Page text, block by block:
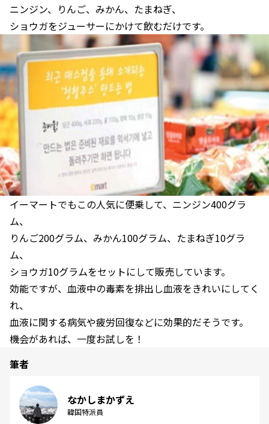
ニンジン、りんご、みかん、たまねぎ、
ショウガをジューサーにかけて飲むだけです。
イーマートでもこの人気に便乗して、ニンジン400グラ
ム、
りんご200グラム、みかん100グラム、たまねぎ10グラ
ム、
ショウガ10グラムをセットにして販売しています。
効能ですが、血液中の毒素を排出し血液をきれいにしてく
れ、
血液に関する病気や疲労回復などに効果的だそうです。
機会があれば、一度お試しを！
筆者
なかしまかずえ
韓国特派員